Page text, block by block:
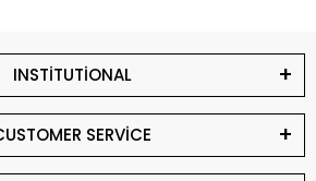
INSTİTUTİONAL
SERVİCE